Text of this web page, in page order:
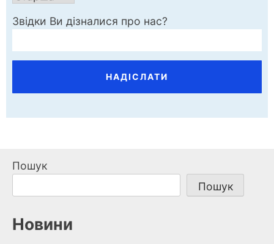
Звідки Ви дізналися про нас?
Пошук
Пошук
Новини